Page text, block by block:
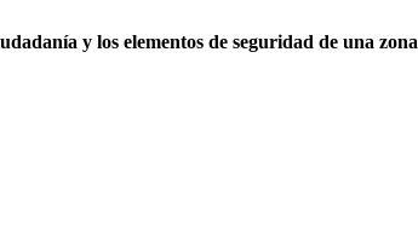
y los elementos de seguridad de una zona